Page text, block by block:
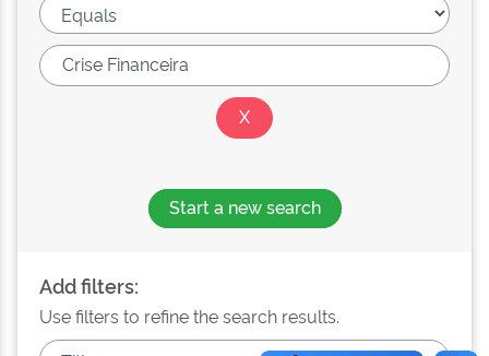
Start a new search
Add filters:
Use filters to refine the search results.